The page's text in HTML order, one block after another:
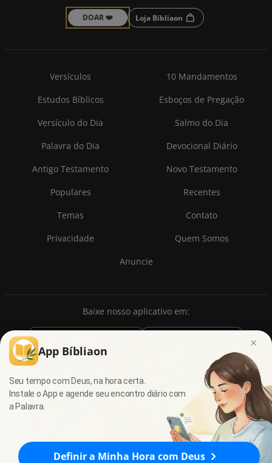
DOAR ❤️ Loja Bíbliaon
Versículos
10 Mandamentos
Estudos Bíblicos
Esboços de Pregação
Versículo do Dia
Salmo do Dia
Palavra do Dia
Devocional Diário
Antigo Testamento
Novo Testamento
Populares
Recentes
Temas
Contato
Privacidade
Quem Somos
Anuncie
Baixe nosso aplicativo em:
×
App Bíbliaon
Seu tempo com Deus, na hora certa.
Instale o App e agende seu encontro diário com
a Palavra.
Definir a Minha Hora com Deus